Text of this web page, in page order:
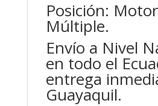
Posición:
Múltiple.
Envío a Nivel
en todo el
entrega
Guayaquil.